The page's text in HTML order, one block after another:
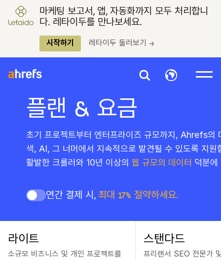
마케팅 보고서, 앱, 자동화까지 모두 처리합니
다. 레타이두를 만나보세요.
시작하기 레타이두 둘러보기 →
플랜 & 요금
초기 프로젝트부터 엔터프라이즈 규모까지, Ahrefs의
색, AI, 그 너머에서 지속적으로 발견될 수 있도록 지원
활발한 크롤러와 10년 이상의 웹 규모의 데이터 덕분에
연간 결제 시, 최대 17% 절약하세요.
라이트
소규모 비즈니스 및 개인 프로젝트를
스탠다드
프리랜서 SEO 전문가